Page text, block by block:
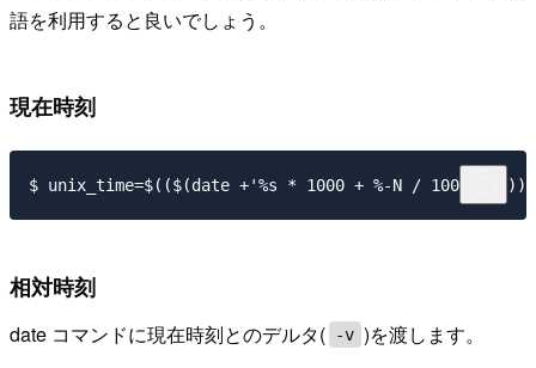
語を利用すると良いでしょう。
現在時刻
相対時刻
date コマンドに現在時刻とのデルタ( -v )を渡します。